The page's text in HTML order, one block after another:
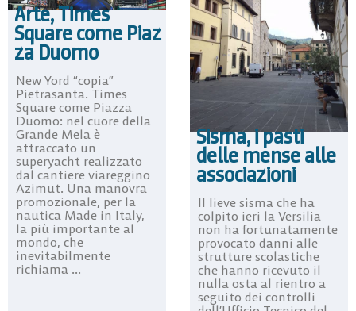
Arte, Times
Square come Piaz
za Duomo
New Yord “copia”
Pietrasanta. Times
Square come Piazza
Duomo: nel cuore della
Grande Mela è
attraccato un
superyacht realizzato
dal cantiere viareggino
Azimut. Una manovra
promozionale, per la
nautica Made in Italy,
la più importante al
mondo, che
inevitabilmente
richiama ...
Sisma, i pasti
delle mense alle
associazioni
Il lieve sisma che ha
colpito ieri la Versilia
non ha fortunatamente
provocato danni alle
strutture scolastiche
che hanno ricevuto il
nulla osta al rientro a
seguito dei controlli